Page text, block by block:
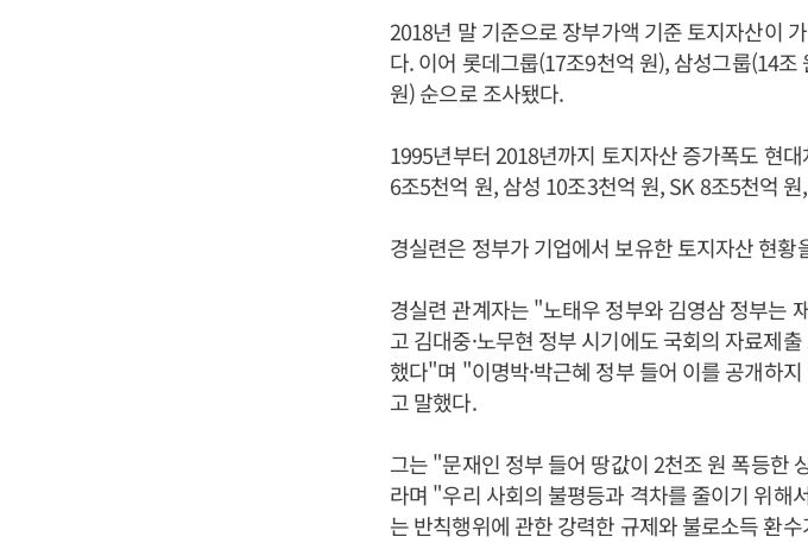
2018년 말 기준으로 장부가액 기준 토지자산이
다. 이어 롯데그룹(17조9천억 원), 삼성그룹(14
원) 순으로 조사됐다.
1995년부터 2018년까지 토지자산 증가폭도 현
6조5천억 원, 삼성 10조3천억 원, SK 8조5천억
경실련은 정부가 기업에서 보유한 토지자산 현
경실련 관계자는 "노태우 정부와 김영삼 정부는
고 김대중·노무현 정부 시기에도 국회의 자료제
했다"며 "이명박·박근혜 정부 들어 이를 공개하
고 말했다.
그는 "문재인 정부 들어 땅값이 2천조 원 폭등한
라며 "우리 사회의 불평등과 격차를 줄이기 위해
는 반칙행위에 관한 강력한 규제와 불로소득 환